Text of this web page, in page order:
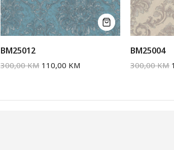
BM25012
300,00KM 110,00 KM
BM25004
300,00KM